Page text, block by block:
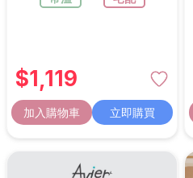
$1,119
加入購物車 立即購買